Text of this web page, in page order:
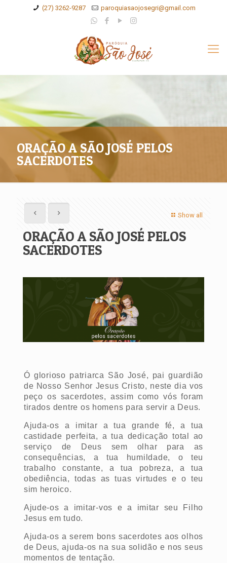
(27) 3262-9287 paroquiasaojosegri@gmail.com
ORAÇÃO A SÃO JOSÉ PELOS
SACERDOTES
Show all
ORAÇÃO A SÃO JOSÉ PELOS
SACERDOTES
Ó glorioso patriarca São José, pai guardião
de Nosso Senhor Jesus Cristo, neste dia vos
peço os sacerdotes, assim como vós foram
tirados dentre os homens para servir a Deus.
Ajuda-os a imitar a tua grande fé, a tua
castidade perfeita, a tua dedicação total ao
serviço de Deus sem olhar para as
consequências, a tua humildade, o teu
trabalho constante, a tua pobreza, a tua
obediência, todas as tuas virtudes e o teu
sim heroico.
Ajude-os a imitar-vos e a imitar seu Filho
Jesus em tudo.
Ajuda-os a serem bons sacerdotes aos olhos
de Deus, ajuda-os na sua solidão e nos seus
momentos de tentação.